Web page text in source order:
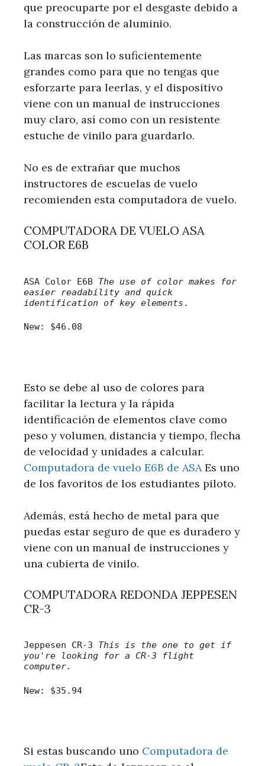
que preocuparte por el desgaste debido a
la construcción de aluminio.
Las marcas son lo suficientemente
grandes como para que no tengas que
esforzarte para leerlas, y el dispositivo
viene con un manual de instrucciones
muy claro, así como con un resistente
estuche de vinilo para guardarlo.
No es de extrañar que muchos
instructores de escuelas de vuelo
recomienden esta computadora de vuelo.
COMPUTADORA DE VUELO ASA
COLOR E6B
ASA Color E6B The use of color makes for
easier readability and quick
identification of key elements .
New: $46.08
Esto se debe al uso de colores para
facilitar la lectura y la rápida
identificación de elementos clave como
peso y volumen, distancia y tiempo, flecha
de velocidad y unidades a calcular.
Computadora de vuelo E6B de ASAEs uno
de los favoritos de los estudiantes piloto.
Además, está hecho de metal para que
puedas estar seguro de que es duradero y
viene con un manual de instrucciones y
una cubierta de vinilo.
COMPUTADORA REDONDA JEPPESEN
CR-3
Jeppesen CR-3
This is the one to get if
you're looking for a CR-3 flight
computer.
New: $35.94
Si estas buscando uno Computadora de